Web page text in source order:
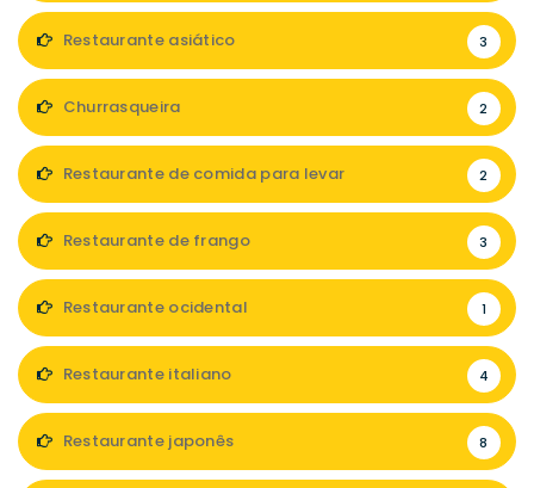
Restaurante asiático 3
Churrasqueira 2
Restaurante de comida para levar 2
Restaurante de frango 3
Restaurante ocidental 1
Restaurante italiano 4
Restaurante japonês 8